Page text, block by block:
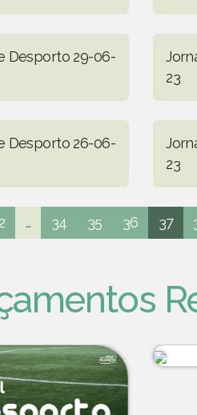
Desporto 29-06-
23
Desporto 26-06-
23
2 ... 34 35 36 37